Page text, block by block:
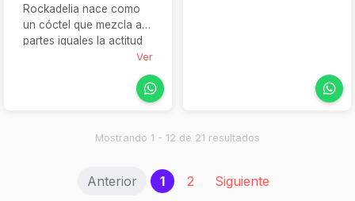
Rockadelia nace como
un cóctel que mezcla a
partes iguales la actitud
con la profesionalidad, la
sutileza con la diversión
equipo de profesionales
Ver
Mostrando 1 - 12 de 21 resultados
Anterior 1(current)
2 Siguiente